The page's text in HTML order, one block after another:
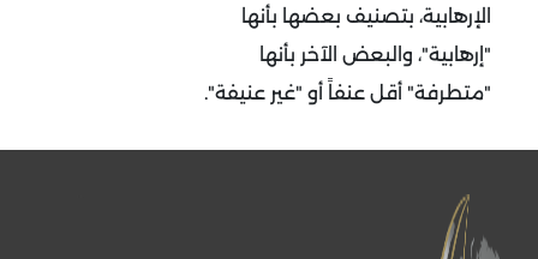
الإرهابية، بتصنيف بعضها بأنها
"إرهابية"، والبعض الآخر بأنها
"متطرفة" أقل عنفاً أو "غير عنيفة".